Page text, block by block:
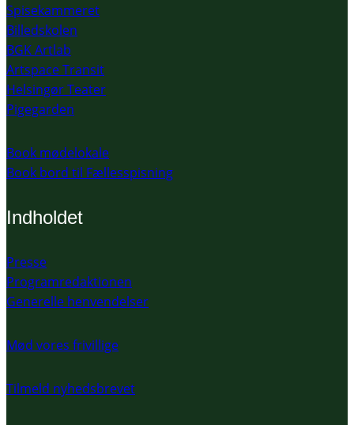
Spisekammeret
Billedskolen
BGK Artlab
Artspace Transit
Helsingør Teater
Pigegarden
Book mødelokale
Book bord til Fællesspisning
Indholdet
Presse
Programredaktionen
Generelle henvendelser
Mød vores frivillige
Tilmeld nyhedsbrevet